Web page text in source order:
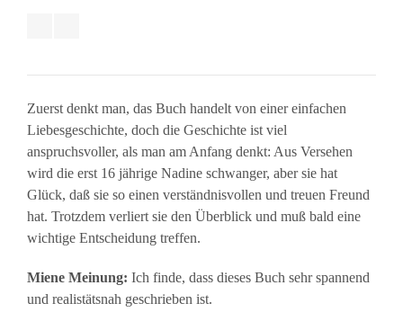
Zuerst denkt man, das Buch handelt von einer einfachen
Liebesgeschichte, doch die Geschichte ist viel
anspruchsvoller, als man am Anfang denkt: Aus Versehen
wird die erst 16 jährige Nadine schwanger, aber sie hat
Glück, daß sie so einen verständnisvollen und treuen Freund
hat. Trotzdem verliert sie den Überblick und muß bald eine
wichtige Entscheidung treffen.
Miene Meinung: Ich finde, dass dieses Buch sehr spannend
und realistätsnah geschrieben ist.